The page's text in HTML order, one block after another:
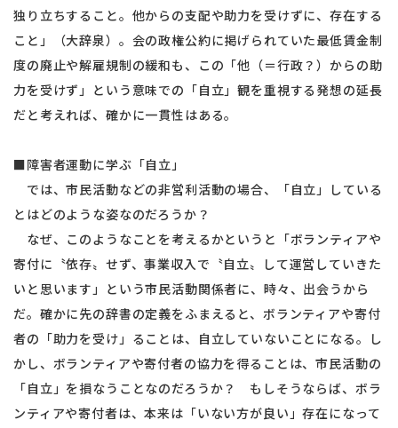
独り立ちすること。他からの支配や助力を受けずに、存在する
こと」（大辞泉）。会の政権公約に掲げられていた最低賃金制
度の廃止や解雇規制の緩和も、この「他（＝行政？）からの助
力を受けず」という意味での「自立」観を重視する発想の延長
だと考えれば、確かに一貫性はある。
■障害者運動に学ぶ「自立」
では、市民活動などの非営利活動の場合、「自立」している
とはどのような姿なのだろうか？
なぜ、このようなことを考えるかというと「ボランティアや
寄付に〝依存〟せず、事業収入で〝自立〟して運営していきた
いと思います」という市民活動関係者に、時々、出会うから
だ。確かに先の辞書の定義をふまえると、ボランティアや寄付
者の「助力を受け」ることは、自立していないことになる。し
かし、ボランティアや寄付者の協力を得ることは、市民活動の
「自立」を損なうことなのだろうか？ もしそうならば、ボラ
ンティアや寄付者は、本来は「いない方が良い」存在になって